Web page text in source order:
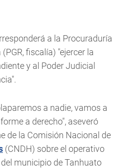
a la Procuraduría
fiscalía) "ejercer la
y al Poder Judicial
a nadie, vamos a
a derecho", aseveró
de la Comisión Nacional de
(CNDH) sobre el operativo
municipio de Tanhuato